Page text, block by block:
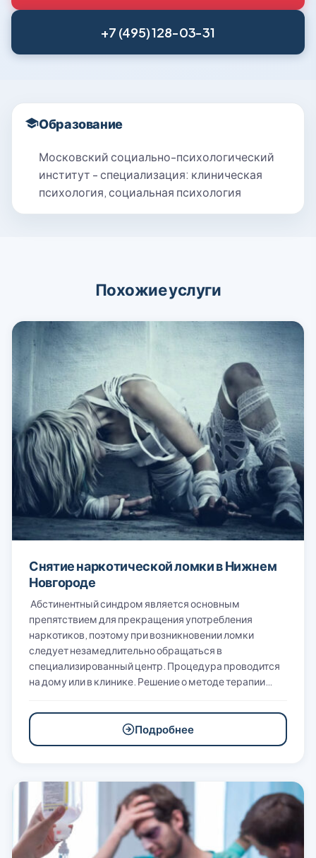
+7 (495) 128-03-31
Образование
Московский социально-психологический
институт - специализация: клиническая
психология, социальная психология
Похожие услуги
Снятие наркотической ломки в Нижнем
Новгороде
Абстинентный синдром является основным
препятствием для прекращения употребления
наркотиков, поэтому при возникновении ломки
следует незамедлительно обращаться в
специализированный центр. Процедура проводится
на дому или в клинике. Решение о методе терапии…
Подробнее